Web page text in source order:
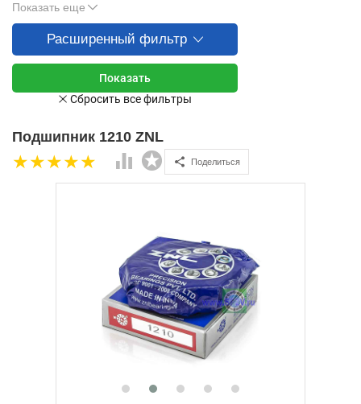
Показать еще
Расширенный фильтр
Подшипник 1210 ZNL
Поделиться